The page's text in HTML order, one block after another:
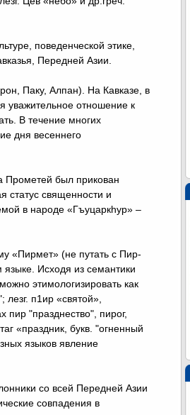
поведенческой этике,
Передней Азии.
Паку, Алпан). На Кавказе, в
уважительное отношение к
В течение многих
дня весеннего
Прометей был прикован
статус священности и
в народе «Гъуцаркhур» –
«Пирмет» (не путать с Пир-
Исходя из семантики
этимологизировать как
п1ир «святой»,
"празднество", пирог,
«праздник, букв. "огненный
языков явление
со всей Передней Азии
совпадения в